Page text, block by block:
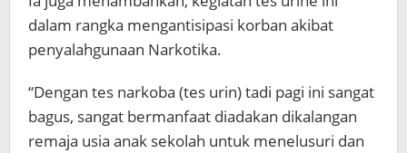
dalam rangka mengantisipasi korban akibat
penyalahgunaan Narkotika.
“Dengan tes narkoba (tes urin) tadi pagi ini sangat
bagus, sangat bermanfaat diadakan dikalangan
remaja usia anak sekolah untuk menelusuri dan